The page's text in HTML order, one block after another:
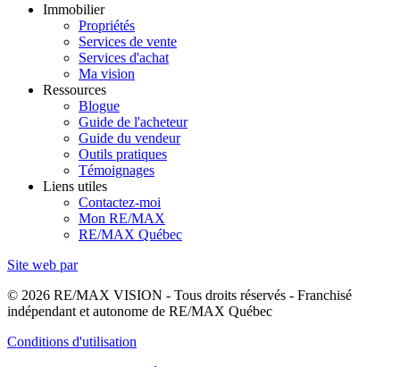
Immobilier
Propriétés
Services de vente
Services d'achat
Ma vision
Ressources
Blogue
Guide de l'acheteur
Guide du vendeur
Outils pratiques
Témoignages
Liens utiles
Contactez-moi
Mon RE/MAX
RE/MAX Québec
Site web par
© 2026 RE/MAX VISION - Tous droits réservés - Franchisé
indépendant et autonome de RE/MAX Québec
Conditions d'utilisation